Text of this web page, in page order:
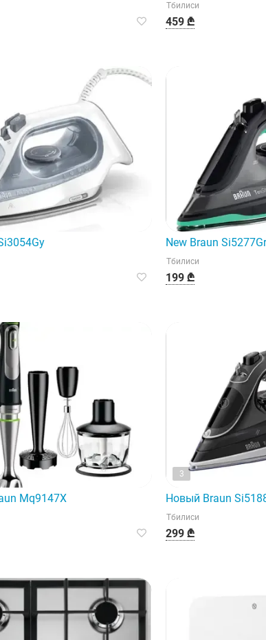
Тбилиси
459 ₾
New Braun
Тбилиси
199 ₾
премиум-класса.
Mq9147X
3
Новый Braun
Тбилиси
299 ₾